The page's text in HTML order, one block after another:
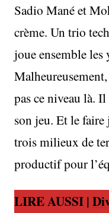
Sadio Mané et
crème. Un trio
joue ensemble les
pas ce niveau là.
son jeu. Et le faire
trois milieux de
productif pour
LIRE AUSSI |